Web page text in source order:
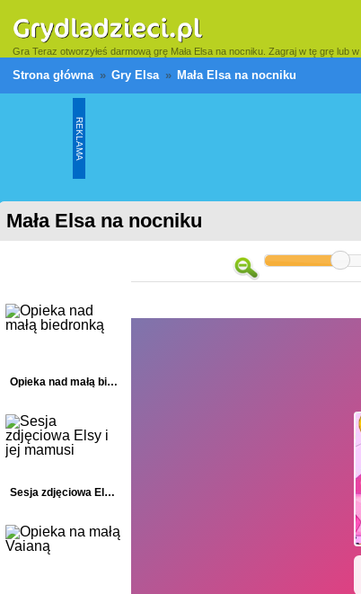
Gra Teraz otworzyłeś darmową grę Mała Elsa na nocniku. Zagraj w tę grę lub
Strona główna Gry Elsa Mała Elsa na nocniku
REKLAMA
Mała Elsa na nocniku
Opieka nad małą biedronką
Sesja zdjęciowa Elsy i jej mamusi